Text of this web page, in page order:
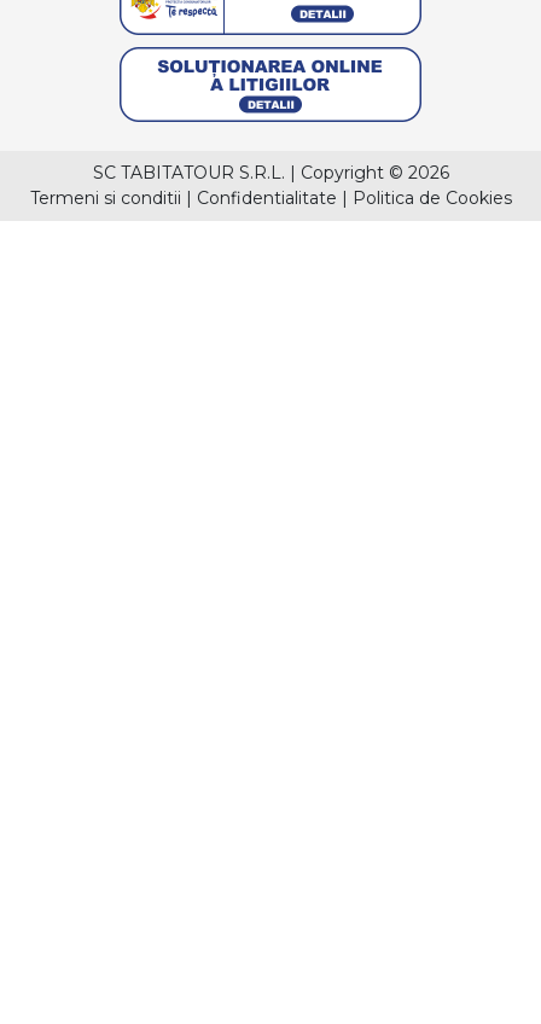
SC TABITATOUR S.R.L. | Copyright © 2026
Termeni si conditii | Confidentialitate | Politica de Cookies